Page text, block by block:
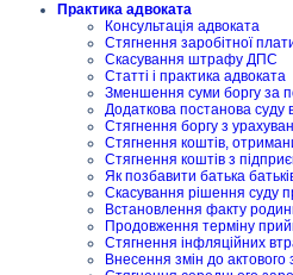
Практика адвоката
Консультація адвоката
Стягнення заробітної
Скасування штрафу ДПС
Статті і практика адвоката
Зменшення суми боргу за
Додаткова постанова суду
Стягнення боргу з
Стягнення коштів,
Стягнення коштів з
Як позбавити батька
Скасування рішення суду
Встановлення факту
Продовження терміну
Стягнення інфляційних
Внесення змін до актового